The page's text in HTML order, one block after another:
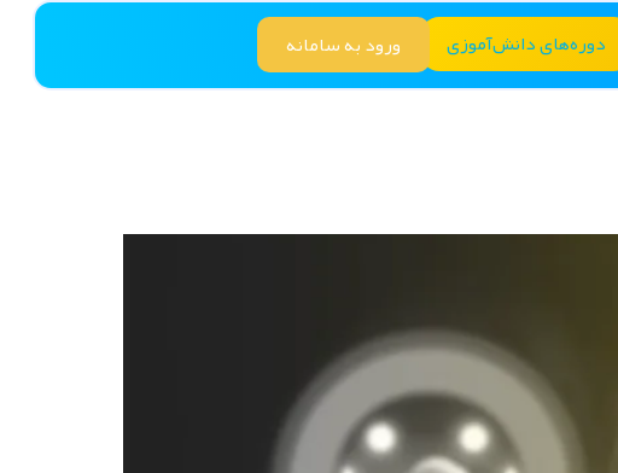
دوره‌های دانش‌آموزی ورود به سامانه